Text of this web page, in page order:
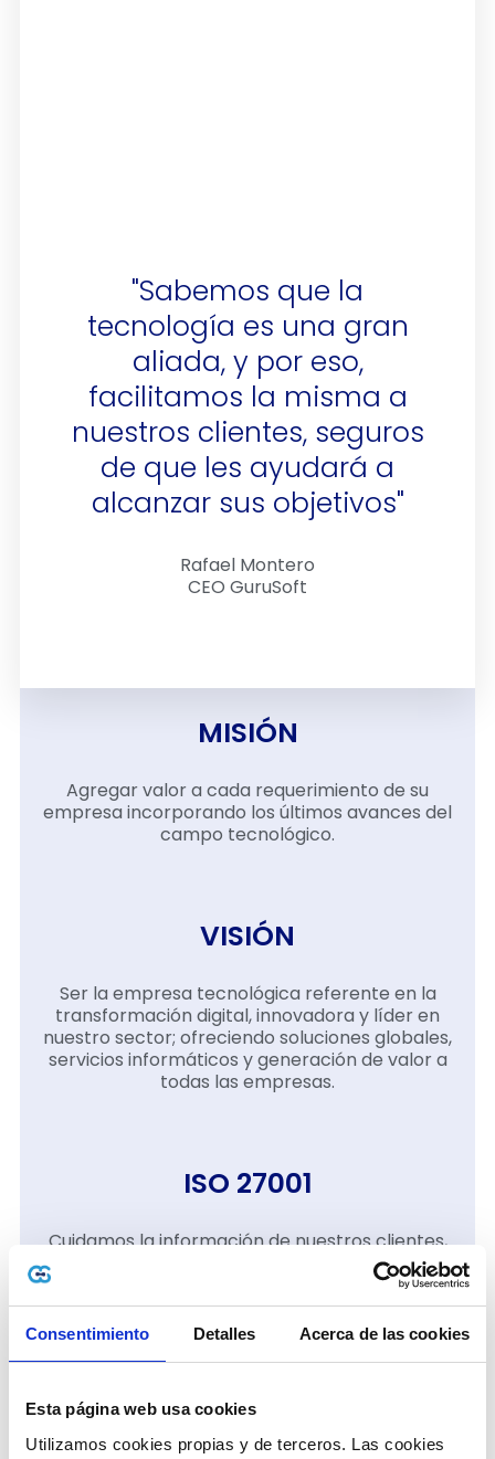
Consentimiento Detalles Acerca de las cookies
Esta página web usa cookies
Utilizamos cookies propias y de terceros. Las cookies
MISIÓN
Agregar valor a cada requerimiento de su
empresa incorporando los últimos avances del
campo tecnológico.
VISIÓN
Ser la empresa tecnológica referente en la
transformación digital, innovadora y líder en
nuestro sector; ofreciendo soluciones globales,
servicios informáticos y generación de valor a
todas las empresas.
ISO 27001
Cuidamos la información de nuestros clientes,
porque sabemos que es su activo más
importante y, que, con una debida gestión,
protegen también el futuro de su negocio. Lo
hacemos no como parte de una política, sino
"Sabemos que la
tecnología es una gran
aliada, y por eso,
facilitamos la misma a
nuestros clientes, seguros
de que les ayudará a
alcanzar sus objetivos"
Rafael Montero
CEO GuruSoft